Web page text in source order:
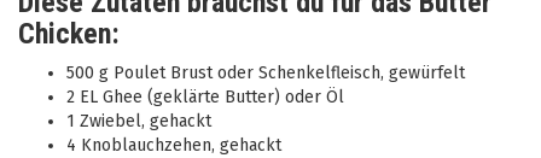
Chicken:
500 g Poulet Brust oder Schenkelfleisch, gewürfelt
2 EL Ghee (geklärte Butter) oder Öl
1 Zwiebel, gehackt
4 Knoblauchzehen, gehackt